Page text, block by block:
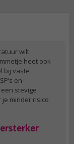
wilt
heet ook
bij vaste
en
stevige
minder risico